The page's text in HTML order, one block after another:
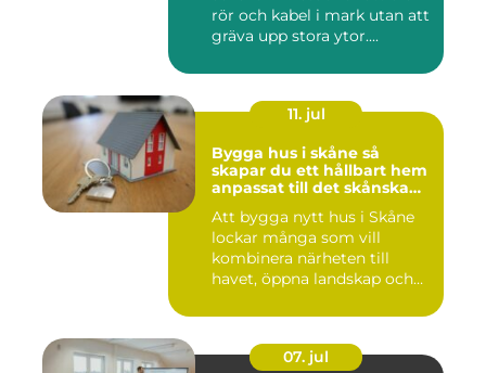
rör och kabel i mark utan att
gräva upp stora ytor....
11. jul
Bygga hus i skåne så
skapar du ett hållbart hem
anpassat till det skånska
Att bygga nytt hus i Skåne
lockar många som vill
kombinera närheten till
havet, öppna landskap och
07. jul